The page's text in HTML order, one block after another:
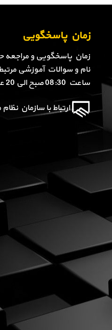
زمان پاسخگویی
زمان پاسخگویی و مراجعه
نام و سوالات آموزشی مرتبط
ساعت 08:30 صبح الی 20 عصر
ارتباط با سازمان